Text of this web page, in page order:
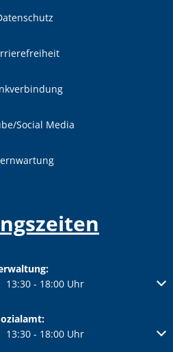
Social Media
oder Schließzeiten auszublenden
13:30 - 18:00 Uhr Von 13:30 bis
oder Schließzeiten auszublenden
13:30 - 18:00 Uhr Von 13:30 bis